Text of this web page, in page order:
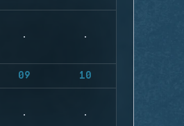
09 10